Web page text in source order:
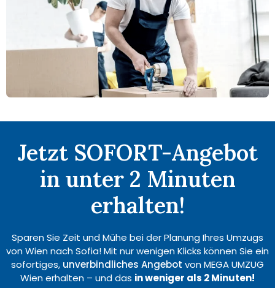
Jetzt SOFORT-Angebot
in unter 2 Minuten
erhalten!
Sparen Sie Zeit und Mühe bei der Planung Ihres Umzugs
von Wien nach Sofia! Mit nur wenigen Klicks können Sie ein
sofortiges, unverbindliches Angebot von MEGA UMZUG
Wien erhalten – und das in weniger als 2 Minuten!